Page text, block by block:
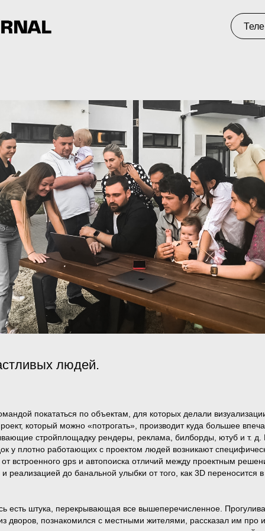
людей.
покататься по объектам, для которых делали
который можно «потрогать», производит куда большее
стройплощадку рендеры, реклама, билборды, ютуб и т. д.
у плотно работающих с проектом людей возникают
встроенного gps и автопоиска отличий между проектным
реализацией до банальной улыбки от того, как 3D переносится
есть штука, перекрывающая все вышеперечисленное.
дворов, познакомился с местными жителями, рассказал им про